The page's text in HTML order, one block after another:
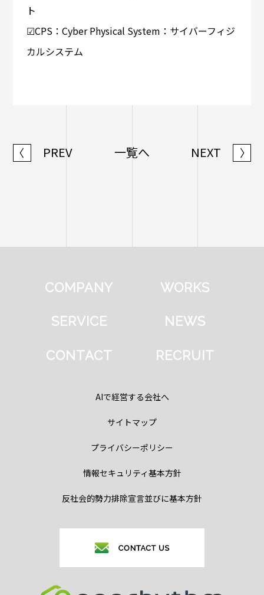
ト
☑CPS：Cyber Physical System：サイバーフィジ
カルシステム
〈 PREV 一覧へ NEXT 〉
COMPANY WORKS
SERVICE NEWS
CONTACT RECRUIT
AIで経営する会社へ
サイトマップ
プライバシーポリシー
情報セキュリティ基本方針
反社会的勢力排除宣言並びに基本方針